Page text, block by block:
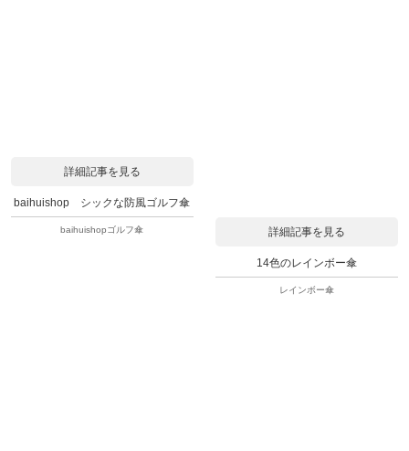
詳細記事を見る
baihuishop シックな防風ゴルフ傘
baihuishopゴルフ傘 詳細記事を見る
14色のレインボー傘
レインボー傘